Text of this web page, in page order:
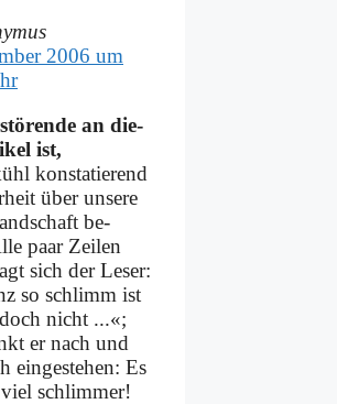
2006 um
an die­
ist,
kon­sta­tie­rend
über un­se­re
be­
paar Zei­len
sich der Le­ser:
so schlimm ist
nicht ...«;
er nach und
ein­ge­ste­hen: Es
schlim­mer!